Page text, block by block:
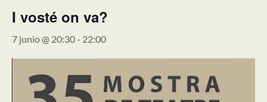
I vosté on va?
7 junio @ 20:30- 22:00